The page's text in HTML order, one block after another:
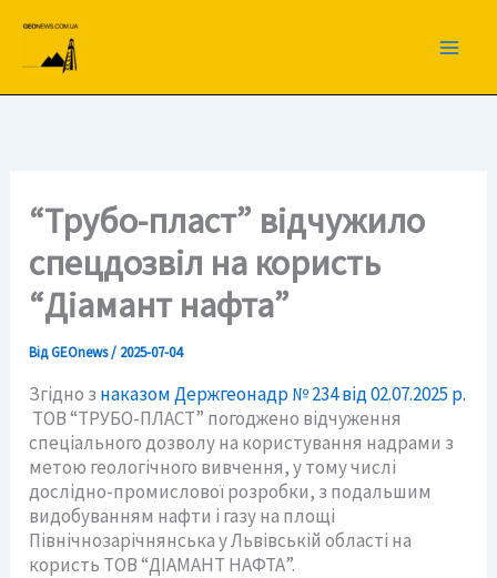
вмісту
“Трубо-пласт” відчужило
спецдозвіл на користь
“Діамант нафта”
ВідGEOnews/ 2025-07-04
Згідно з наказом Держгеонадр № 234 від 02.07.2025 р.
ТОВ “ТРУБО-ПЛАСТ” погоджено відчуження
спеціального дозволу на користування надрами з
метою геологічного вивчення, у тому числі
дослідно-промислової розробки, з подальшим
видобуванням нафти і газу на площі
Північнозарічнянська у Львівській області на
користь ТОВ “ДІАМАНТ НАФТА”.